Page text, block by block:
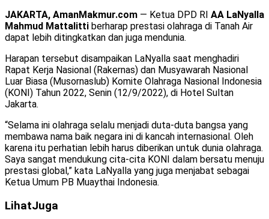
JAKARTA, AmanMakmur.com — Ketua DPD RI AA LaNyalla
Mahmud Mattalitti berharap prestasi olahraga di Tanah Air
dapat lebih ditingkatkan dan juga mendunia.
Harapan tersebut disampaikan LaNyalla saat menghadiri
Rapat Kerja Nasional (Rakernas) dan Musyawarah Nasional
Luar Biasa (Musornaslub) Komite Olahraga Nasional Indonesia
(KONI) Tahun 2022, Senin (12/9/2022), di Hotel Sultan
Jakarta.
“Selama ini olahraga selalu menjadi duta-duta bangsa yang
membawa nama baik negara ini di kancah internasional. Oleh
karena itu perhatian lebih harus diberikan untuk dunia olahraga.
Saya sangat mendukung cita-cita KONI dalam bersatu menuju
prestasi global,” kata LaNyalla yang juga menjabat sebagai
Ketua Umum PB Muaythai Indonesia.
LihatJuga